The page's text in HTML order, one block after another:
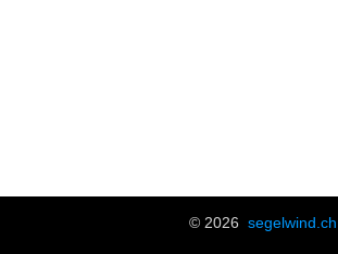
© 2026 segelwind.ch